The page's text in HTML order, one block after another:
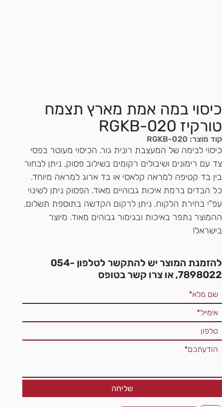
כיסוי במה אמת מארץ תצמח
טורקיז RGKB-020
קוד מוצר: RGKB-020
כיסוי לבימה של המעצבת רונית גור. הכיסוי מעוטר בפסי
צד עם רימונים ושיבולים רקומים בשילוב פסוק. ניתן לבחור
בין בד קטיפה למראה קלאסי או בד ארוג למראה מיוחד.
כל הבדים ברמת איכות גבוהיים מאוד. הפסוק ניתן לשינוי
עפ"י בחירת הלקוח. ניתן לרקום הקדשה בתוספת תשלום.
ההמוצר נתפר באיכות ובגימור גבוהים מאוד. מיוצר
בישראל!
להזמנת המוצר יש להתקשר לטלפון 054-
7898022, או צרו קשר בטופס
שליחה